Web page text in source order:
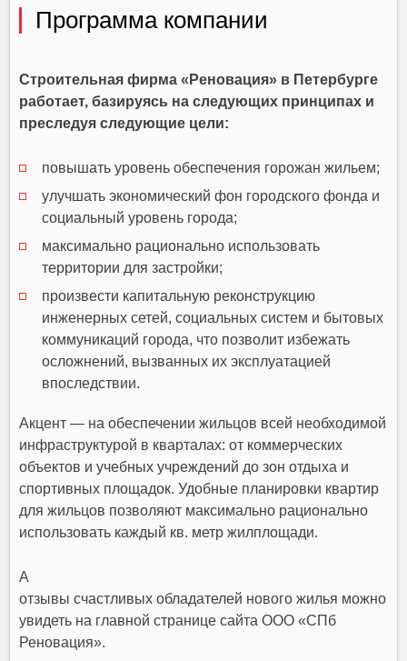
Программа компании
Строительная фирма «Реновация» в Петербурге
работает, базируясь на следующих принципах и
преследуя следующие цели:
повышать уровень обеспечения горожан жильем;
улучшать экономический фон городского фонда и
социальный уровень города;
максимально рационально использовать
территории для застройки;
произвести капитальную реконструкцию
инженерных сетей, социальных систем и бытовых
коммуникаций города, что позволит избежать
осложнений, вызванных их эксплуатацией
впоследствии.
Акцент — на обеспечении жильцов всей необходимой
инфраструктурой в кварталах: от коммерческих
объектов и учебных учреждений до зон отдыха и
спортивных площадок. Удобные планировки квартир
для жильцов позволяют максимально рационально
использовать каждый кв. метр жилплощади.
А
отзывы счастливых обладателей нового жилья можно
увидеть на главной странице сайта ООО «СПб
Реновация».